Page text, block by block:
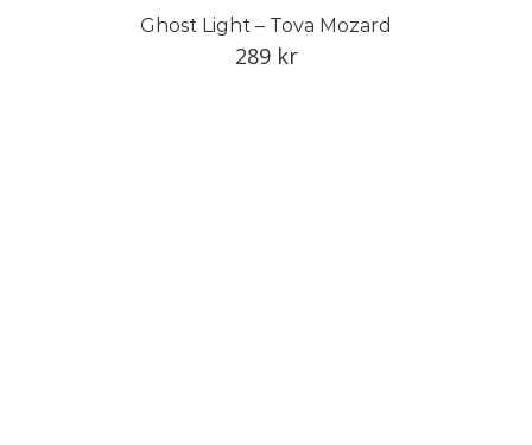
Ghost Light – Tova Mozard
289 kr